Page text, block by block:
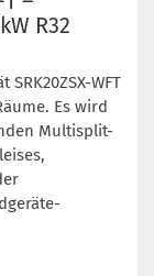
R32
WFT
Es wird
Multisplit-